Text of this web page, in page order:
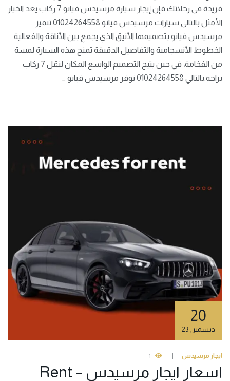
فريدة في رحلاتك فإن إيجار سيارة مرسيدس فيانو 7 ركاب يعد الخيار
الأمثل بالتالي سيارات مرسيدس فيانو 01024264558 تتميز
مرسيدس فيانو بتصميمها الأنيق الذي يجمع بين الأناقة والفعالية
الخطوط الأنسجامية والتفاصيل الدقيقة تمنح هذه السيارة لمسة
من الفخامة، في حين يتيح التصميم الواسع المكان لنقل 7 ركاب
براحة.بالتالي 01024264558 توفر مرسيدس فيانو …
20
ديسمبر
ايجار مرسيدس 1
اسعار ايجار مرسيدس – Rent